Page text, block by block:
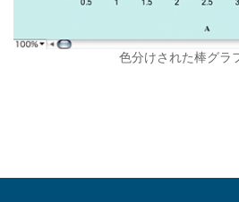
色分けされた棒グラ